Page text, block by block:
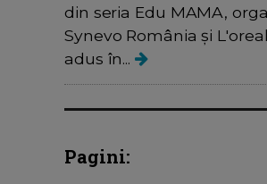
din seria Edu MAMA,
Synevo România și
adus în...
Pagini: